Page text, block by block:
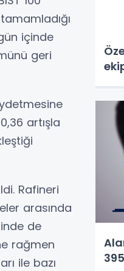
içinde
geri
artışla
Rafineri
arasında
de
rağmen
ile bazı